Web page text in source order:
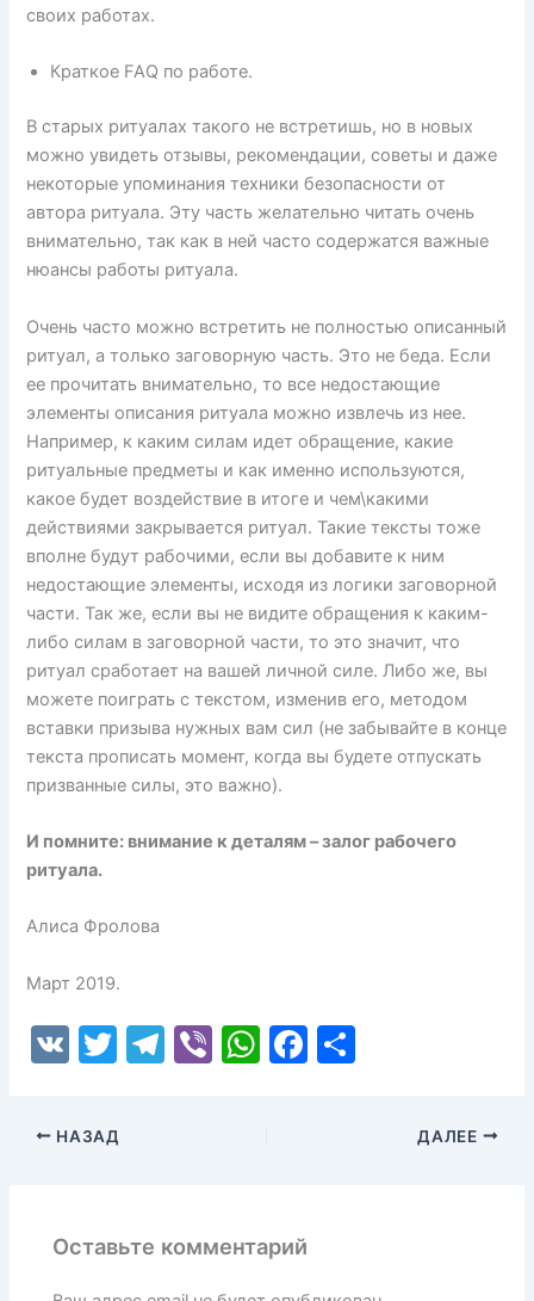
своих работах.
Краткое FAQ по работе.
В старых ритуалах такого не встретишь, но в новых
можно увидеть отзывы, рекомендации, советы и даже
некоторые упоминания техники безопасности от
автора ритуала. Эту часть желательно читать очень
внимательно, так как в ней часто содержатся важные
нюансы работы ритуала.
Очень часто можно встретить не полностью описанный
ритуал, а только заговорную часть. Это не беда. Если
ее прочитать внимательно, то все недостающие
элементы описания ритуала можно извлечь из нее.
Например, к каким силам идет обращение, какие
ритуальные предметы и как именно используются,
какое будет воздействие в итоге и чем\какими
действиями закрывается ритуал. Такие тексты тоже
вполне будут рабочими, если вы добавите к ним
недостающие элементы, исходя из логики заговорной
части. Так же, если вы не видите обращения к каким-
либо силам в заговорной части, то это значит, что
ритуал сработает на вашей личной силе. Либо же, вы
можете поиграть с текстом, изменив его, методом
вставки призыва нужных вам сил (не забывайте в конце
текста прописать момент, когда вы будете отпускать
призванные силы, это важно).
И помните: внимание к деталям – залог рабочего
ритуала.
Алиса Фролова
Март 2019.
V
T
er
T
m
Vi W
p
p
F
НАЗАД ДАЛЕЕ
Оставьте комментарий